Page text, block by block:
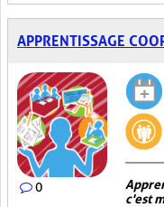
APPRENTISSAGE
0
c'est